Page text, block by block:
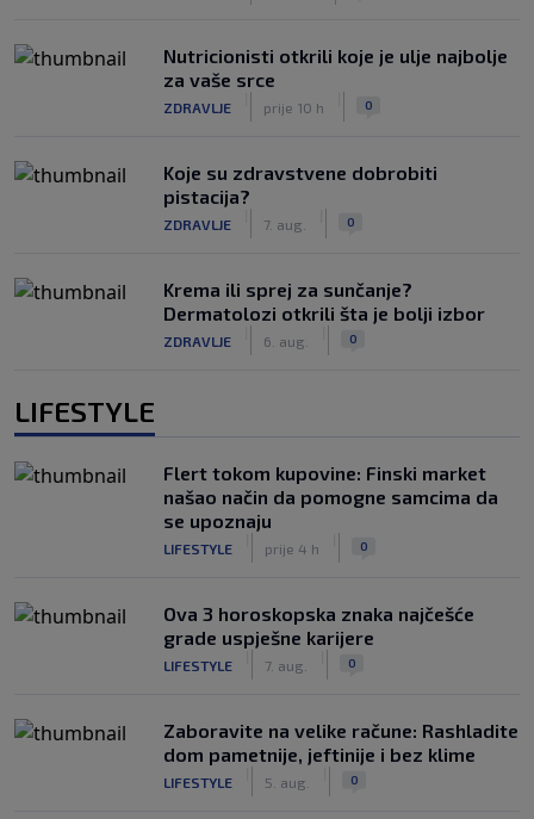
Nutricionisti otkrili koje je ulje najbolje
za vaše srce
ZDRAVLJE prije 10 h 0
Koje su zdravstvene dobrobiti
pistacija?
ZDRAVLJE 7. aug. 0
Krema ili sprej za sunčanje?
Dermatolozi otkrili šta je bolji izbor
ZDRAVLJE 6. aug. 0
LIFESTYLE
Flert tokom kupovine: Finski market
našao način da pomogne samcima da
se upoznaju
LIFESTYLE prije 4 h 0
Ova 3 horoskopska znaka najčešće
grade uspješne karijere
LIFESTYLE 7. aug. 0
Zaboravite na velike račune: Rashladite
dom pametnije, jeftinije i bez klime
LIFESTYLE 5. aug. 0